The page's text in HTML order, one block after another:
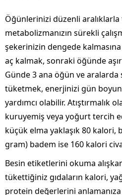
Öğünlerinizi düzenli
metabolizmanızın sürekli
şekerinizin dengede
aç kalmak, sonraki öğünde
Günde 3 ana öğün ve aralarda
tüketmek, enerjinizi gün
yardımcı olabilir. Atıştırmalık
kuruyemiş veya yoğurt tercih
küçük elma yaklaşık 80 kalori,
gram) badem ise 160 kalori
Besin etiketlerini okuma
tükettiğiniz gıdaların kalori,
protein değerlerini anlamanıza